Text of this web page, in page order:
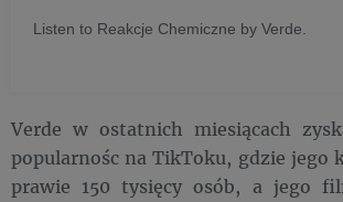
Listen to Reakcje Chemiczne by Verde.
Verde w ostatnich miesiącach
popularnośc na TikToku, gdzie jego
prawie 150 tysięcy osób, a jego